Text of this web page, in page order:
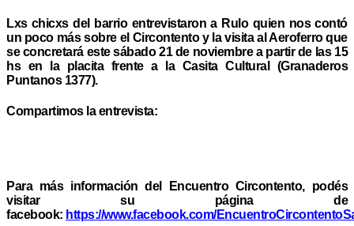
Lxs chicxs del barrio entrevistaron a Rulo quien nos contó
un poco más sobre el Circontento y la visita al Aeroferro que
se concretará este sábado 21 de noviembre a partir de las 15
hs en la placita frente a la Casita Cultural (Granaderos
Puntanos 1377).
Compartimos la entrevista:
Para más información del Encuentro Circontento, podés
visitar su página de
facebook: https://www.facebook.com/